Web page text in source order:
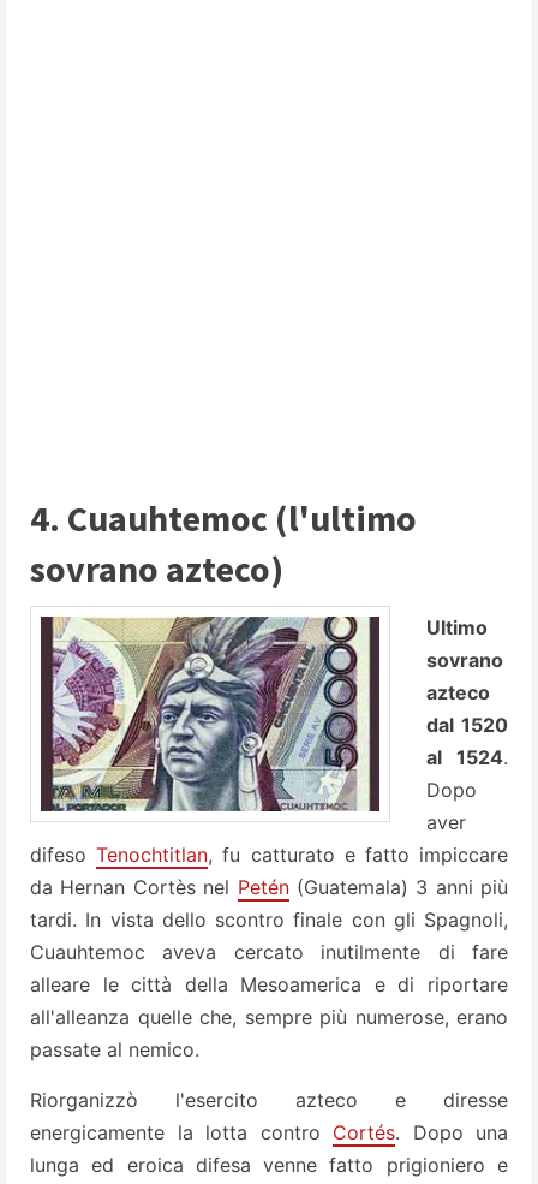
4. Cuauhtemoc (l'ultimo
sovrano azteco)
Ultimo
sovrano
azteco
dal 1520
al 1524.
Dopo
aver
difesoTenochtitlan, fu catturato e fatto impiccare
da Hernan Cortès nel Petén(Guatemala) 3 anni più
tardi. In vista dello scontro finale con gli Spagnoli,
Cuauhtemoc aveva cercato inutilmente di fare
alleare le città della Mesoamerica e di riportare
all'alleanza quelle che, sempre più numerose, erano
passate al nemico.
Riorganizzò l'esercito azteco e diresse
energicamente la lotta contro Cortés. Dopo una
lunga ed eroica difesa venne fatto prigioniero e